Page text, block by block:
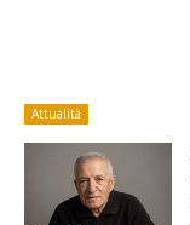
Attualità